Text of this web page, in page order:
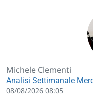
Michele Clementi
Analisi Settimanale
08/08/2026 08:05